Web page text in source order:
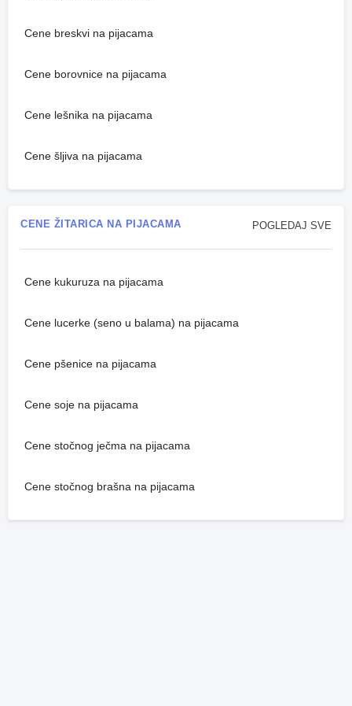
Cene breskvi na pijacama
Cene borovnice na pijacama
Cene lešnika na pijacama
Cene šljiva na pijacama
POGLEDAJ SVE
CENE ŽITARICA NA PIJACAMA
Cene kukuruza na pijacama
Cene lucerke (seno u balama) na pijacama
Cene pšenice na pijacama
Cene soje na pijacama
Cene stočnog ječma na pijacama
Cene stočnog brašna na pijacama